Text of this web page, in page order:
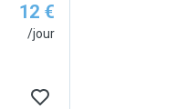
12 €
/jour